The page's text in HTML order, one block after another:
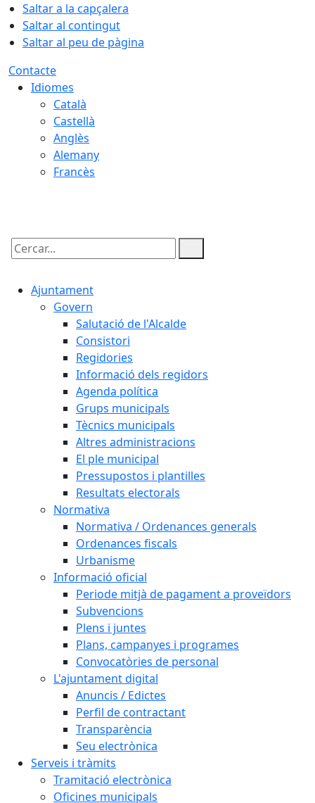
Saltar a la capçalera
Saltar al contingut
Saltar al peu de pàgina
Contacte
Idiomes
Català
Castellà
Anglès
Alemany
Francès
Cercar:
Ajuntament
Govern
Salutació de l'Alcalde
Consistori
Regidories
Informació dels regidors
Agenda política
Grups municipals
Tècnics municipals
Altres administracions
El ple municipal
Pressupostos i plantilles
Resultats electorals
Normativa
Normativa / Ordenances generals
Ordenances fiscals
Urbanisme
Informació oficial
Periode mitjà de pagament a proveïdors
Subvencions
Plens i juntes
Plans, campanyes i programes
Convocatòries de personal
L'ajuntament digital
Anuncis / Edictes
Perfil de contractant
Transparència
Seu electrònica
Serveis i tràmits
Tramitació electrònica
Oficines municipals